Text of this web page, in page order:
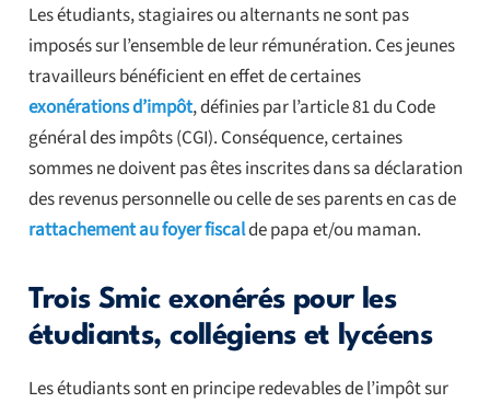
Les étudiants, stagiaires ou alternants ne sont pas
imposés sur l’ensemble de leur rémunération. Ces jeunes
travailleurs bénéficient en effet de certaines
exonérations d’impôt, définies par l’article 81 du Code
général des impôts (CGI). Conséquence, certaines
sommes ne doivent pas êtes inscrites dans sa déclaration
des revenus personnelle ou celle de ses parents en cas de
rattachement au foyer fiscalde papa et/ou maman.
Trois Smic exonérés pour les
étudiants, collégiens et lycéens
Les étudiants sont en principe redevables de l’impôt sur